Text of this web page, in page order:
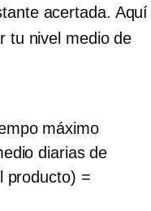
acertada. Aquí
tu nivel medio de
máximo
diarias de
producto) =